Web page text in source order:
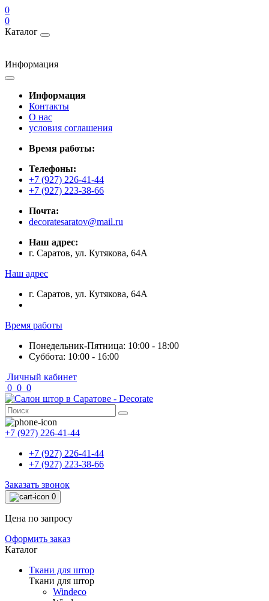
0
0
Каталог
Информация
Информация
Контакты
О нас
условия соглашения
Время работы:
Телефоны:
+7 (927) 226-41-44
+7 (927) 223-38-66
Почта:
decoratesaratov@mail.ru
Наш адрес:
г. Саратов, ул. Кутякова, 64А
Наш адрес
г. Саратов, ул. Кутякова, 64А
Время работы
Понедельник-Пятница: 10:00 - 18:00
Суббота: 10:00 - 16:00
Личный кабинет
0 0 0
+7 (927) 226-41-44
+7 (927) 226-41-44
+7 (927) 223-38-66
Заказать звонок
0
Цена по запросу
Оформить заказ
Каталог
Ткани для штор
Ткани для штор
Windeco